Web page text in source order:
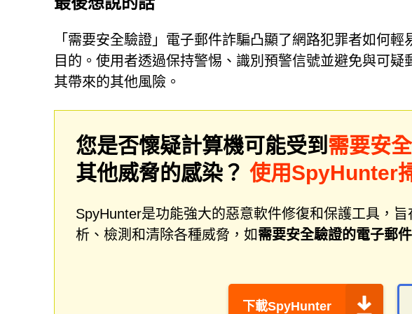
「需要安全驗證」電子郵件詐騙凸顯了網路犯罪者如何
目的。使用者透過保持警惕、識別預警信號並避免與可
其帶來的其他風險。
您是否懷疑計算機可能受到 需要安
其他威脅的感染？ 使用SpyHunter
SpyHunter是功能強大的惡意軟件修復和保護工具，
析、檢測和清除各種威脅，如需要安全驗證的電子郵
下載SpyHunter